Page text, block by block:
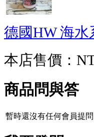
德國HW 海水
本店售價：
商品問與答
暫時還沒有任何會員提問